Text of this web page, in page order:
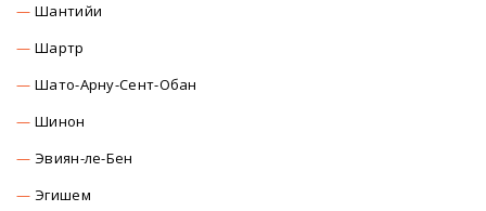
Шантийи
Шартр
Шато-Арну-Сент-Обан
Шинон
Эвиян-ле-Бен
Эгишем